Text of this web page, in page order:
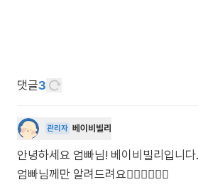
댓글3
관리자 베이비빌리
안녕하세요 엄빠님! 베이비빌리입니
엄빠님께만 알려드려요🙋🏻‍♀️🙋🏻‍♂️